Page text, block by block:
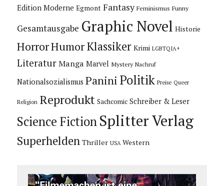
Edition Moderne Egmont Fantasy Feminismus Funny
Gesamtausgabe Graphic Novel Historie
HorrorHumorKlassiker Krimi LGBTQIA+
Literatur Manga Marvel Mystery Nachruf
Nationalsozialismus Panini Politik Preise Queer
Religion Reprodukt Sachcomic Schreiber & Leser
Science Fiction Splitter Verlag
Superhelden Thriller USA Western